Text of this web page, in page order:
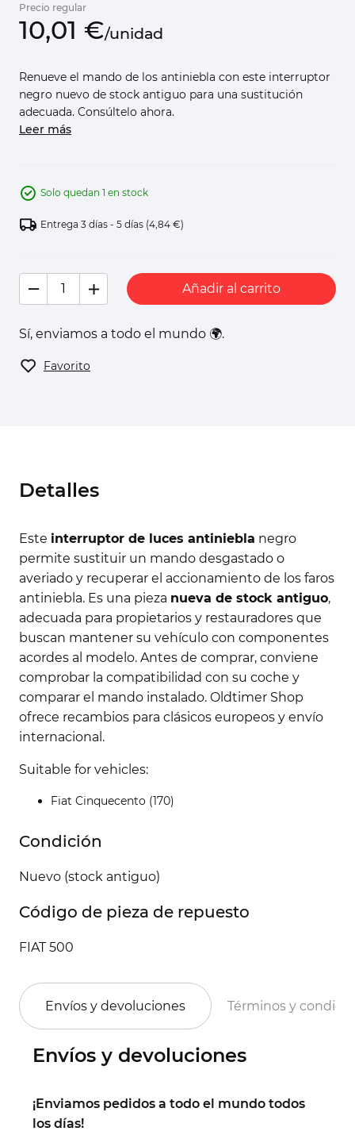
Precio regular
10,01 €/unidad
Renueve el mando de los antiniebla con este interruptor
negro nuevo de stock antiguo para una sustitución
adecuada. Consúltelo ahora.
Leer más
Solo quedan 1 en stock
Entrega 3 días - 5 días (4,84 €)
Añadir al carrito
Sí, enviamos a todo el mundo 🌍.
Favorito
Detalles
Este interruptor de luces antiniebla negro
permite sustituir un mando desgastado o
averiado y recuperar el accionamiento de los faros
antiniebla. Es una pieza nueva de stock antiguo,
adecuada para propietarios y restauradores que
buscan mantener su vehículo con componentes
acordes al modelo. Antes de comprar, conviene
comprobar la compatibilidad con su coche y
comparar el mando instalado. Oldtimer Shop
ofrece recambios para clásicos europeos y envío
internacional.
Suitable for vehicles:
Fiat Cinquecento (170)
Condición
Nuevo (stock antiguo)
Código de pieza de repuesto
FIAT 500
Envíos y devoluciones Términos y
Envíos y devoluciones
¡Enviamos pedidos a todo el mundo todos
los días!